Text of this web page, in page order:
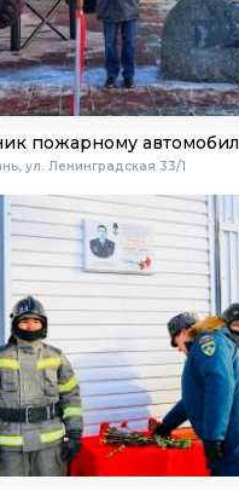
пожарному
ул. Ленинградская 33/1